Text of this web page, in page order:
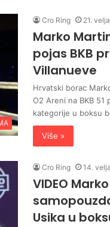
Cro Ring 21.
Marko
pojas BKB
Villanueve
Hrvatski borac
O2 Areni na BKB
kategorije u boksu
Više »
Cro Ring 14.
VIDEO
Usika u